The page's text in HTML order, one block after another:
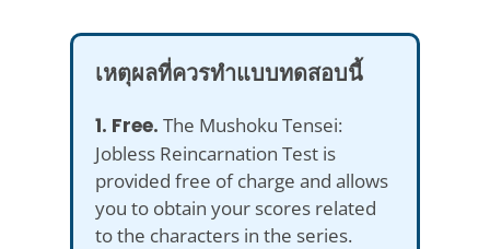
เหตุผลที่ควรทำแบบทดสอบนี้
1. Free. The Mushoku Tensei:
Jobless Reincarnation Test is
provided free of charge and allows
you to obtain your scores related
to the characters in the series.